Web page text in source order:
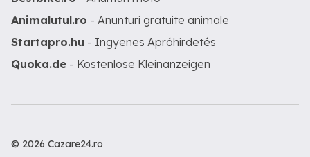
Animalutul.ro - Anunturi gratuite animale
Startapro.hu - Ingyenes Apróhirdetés
Quoka.de - Kostenlose Kleinanzeigen
© 2026 Cazare24.ro